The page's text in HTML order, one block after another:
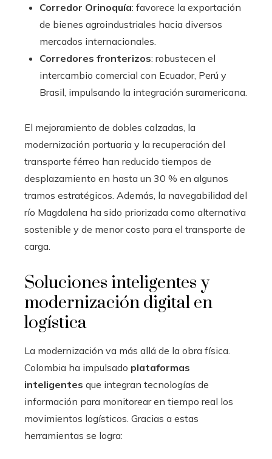
Corredor Orinoquía: favorece la exportación
de bienes agroindustriales hacia diversos
mercados internacionales.
Corredores fronterizos: robustecen el
intercambio comercial con Ecuador, Perú y
Brasil, impulsando la integración suramericana.
El mejoramiento de dobles calzadas, la
modernización portuaria y la recuperación del
transporte férreo han reducido tiempos de
desplazamiento en hasta un 30 % en algunos
tramos estratégicos. Además, la navegabilidad del
río Magdalena ha sido priorizada como alternativa
sostenible y de menor costo para el transporte de
carga.
Soluciones inteligentes y
modernización digital en
logística
La modernización va más allá de la obra física.
Colombia ha impulsado plataformas
inteligentes que integran tecnologías de
información para monitorear en tiempo real los
movimientos logísticos. Gracias a estas
herramientas se logra: